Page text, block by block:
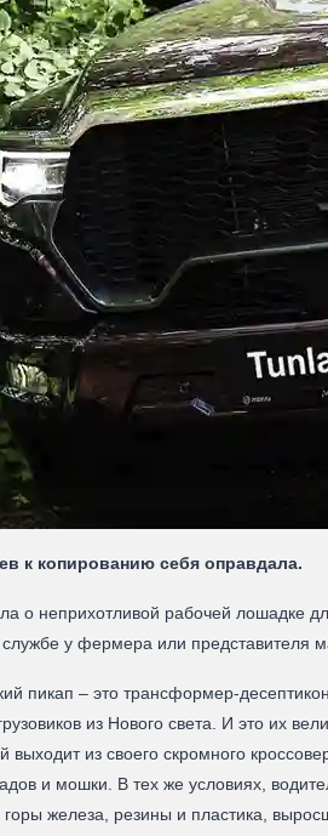
к копированию себя оправдала.
о неприхотливой рабочей лошадке
у фермера или представителя
пикап – это трансформер-
из Нового света. И это их
из своего скромного
и мошки. В тех же условиях,
железа, резины и пластика,